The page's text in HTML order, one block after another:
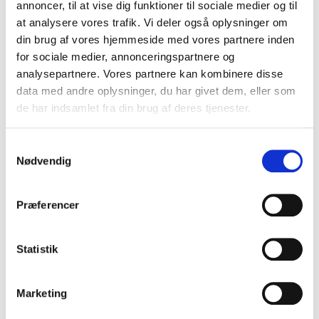
annoncer, til at vise dig funktioner til sociale medier og til
at analysere vores trafik. Vi deler også oplysninger om
din brug af vores hjemmeside med vores partnere inden
for sociale medier, annonceringspartnere og
analysepartnere. Vores partnere kan kombinere disse
data med andre oplysninger, du har givet dem, eller som
de har indsamlet fra din brug af deres tjenester.
Nødvendig
Præferencer
Statistik
Marketing
VIS PRODUKT